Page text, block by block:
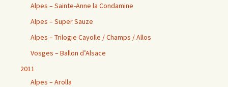
Alpes – Sainte-Anne la Condamine
Alpes – Super Sauze
Alpes – Trilogie Cayolle / Champs / Allos
Vosges – Ballon d’Alsace
2011
Alpes – Arolla